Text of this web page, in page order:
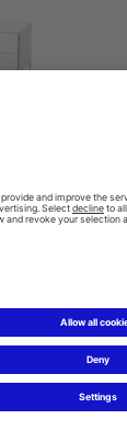
alá...
L/R
mm